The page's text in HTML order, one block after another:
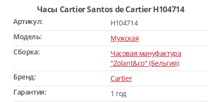
Часы Cartier Santos de Cartier H104714
Артикул:
H104714
Модель:
Мужская
Сборка:
Часовая мануфактура
"Zolant&co" (Бельгия)
Бренд:
Cartier
Гарантия:
1 год